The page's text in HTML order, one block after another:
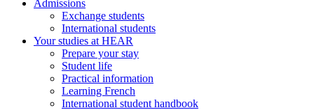
Admissions
Exchange students
International students
Your studies at HEAR
Prepare your stay
Student life
Practical information
Learning French
International student handbook